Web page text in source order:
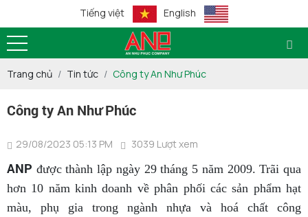
Tiếng việt English
Trang chủ Tin tức Công ty An Như Phúc
Công ty An Như Phúc
29/08/2023 05:13 PM 3039 Lượt xem
ANP được thành lập ngày 29 tháng 5 năm 2009. Trãi qua
hơn 10 năm kinh doanh về phân phối các sản phẩm hạt
màu, phụ gia trong ngành nhựa và hoá chất công